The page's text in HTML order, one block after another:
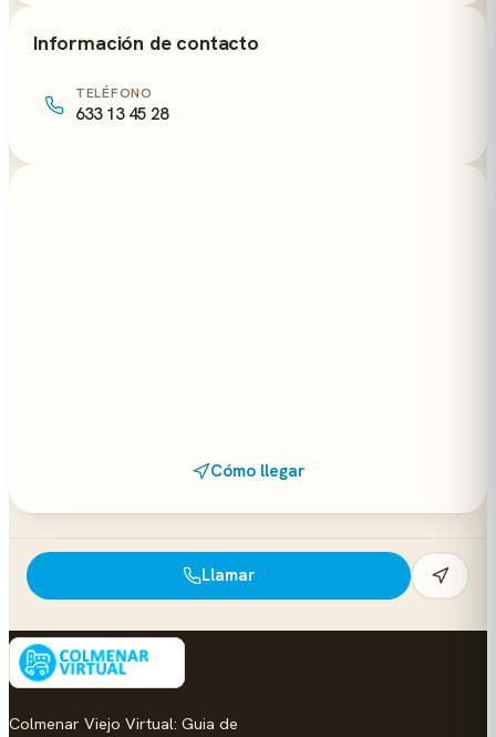
Información de contacto
TELÉFONO
633 13 45 28
Cómo llegar
Llamar
Colmenar Viejo Virtual: Guia de